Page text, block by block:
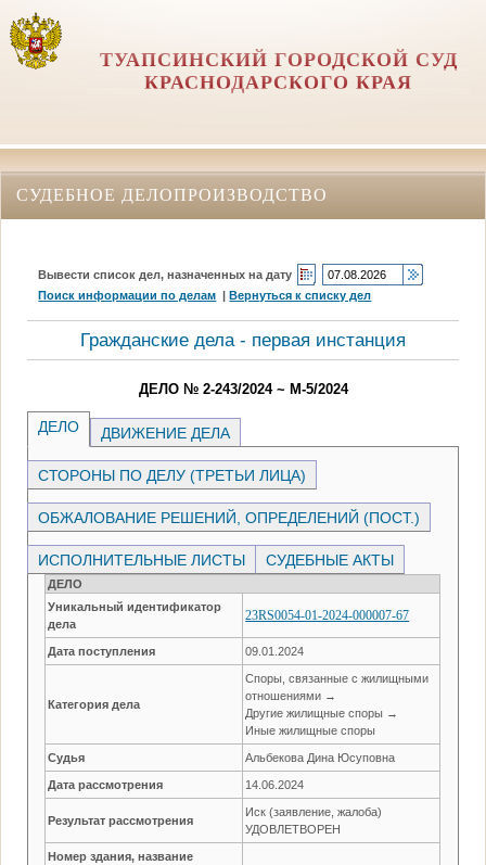
ТУАПСИНСКИЙ ГОРОДСКОЙ СУД
КРАСНОДАРСКОГО КРАЯ
СУДЕБНОЕ ДЕЛОПРОИЗВОДСТВО
Вывести список дел, назначенных на дату
Поиск информации по делам |Вернуться к списку дел
Гражданские дела - первая инстанция
ДЕЛО № 2-243/2024 ~ М-5/2024
ДЕЛО ДВИЖЕНИЕ ДЕЛА
СТОРОНЫ ПО ДЕЛУ (ТРЕТЬИ ЛИЦА)
ОБЖАЛОВАНИЕ РЕШЕНИЙ, ОПРЕДЕЛЕНИЙ (ПОСТ.)
ИСПОЛНИТЕЛЬНЫЕ ЛИСТЫ СУДЕБНЫЕ АКТЫ
ДЕЛО
Уникальный идентификатор
дела
23RS0054-01-2024-000007-67
Дата поступления 09.01.2024
Категория дела
Споры, связанные с жилищными
отношениями →
Другие жилищные споры →
Иные жилищные споры
Судья Альбекова Дина Юсуповна
Дата рассмотрения 14.06.2024
Результат рассмотрения
Иск (заявление, жалоба)
УДОВЛЕТВОРЕН
Номер здания, название